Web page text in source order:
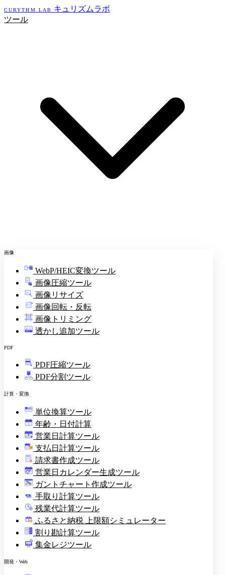
CURYTHM LAB
キュリズムラボ
ツール
画像
WebP/HEIC変換ツール
画像圧縮ツール
画像リサイズ
画像回転・反転
画像トリミング
透かし追加ツール
PDF
PDF圧縮ツール
PDF分割ツール
計算・変換
単位換算ツール
年齢・日付計算
営業日計算ツール
¥ 支払日計算ツール
印
請求書作成ツール
営業日カレンダー生成ツール
ガントチャート作成ツール
手取り計算ツール
残業代計算ツール
ふるさと納税 上限額シミュレーター
割り勘計算ツール
集金レジツール
開発・Web